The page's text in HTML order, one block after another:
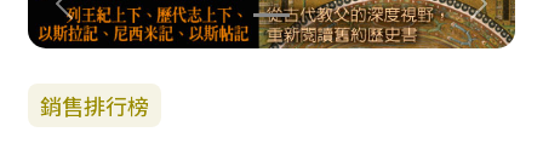
Previous Next
銷售排行榜